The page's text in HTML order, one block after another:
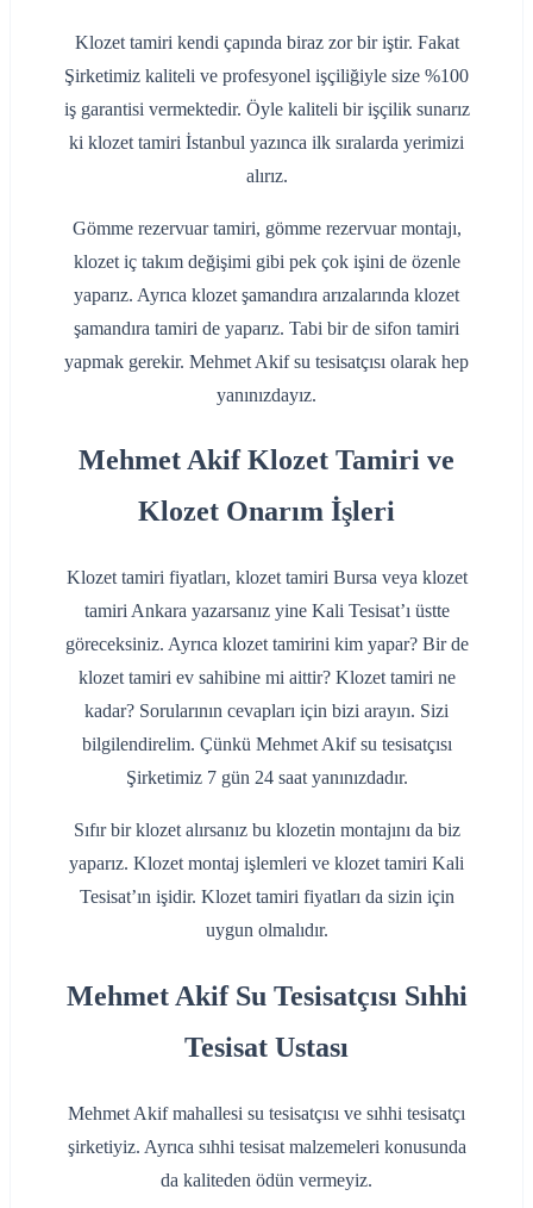
Klozet tamiri kendi çapında biraz zor bir iştir. Fakat
Şirketimiz kaliteli ve profesyonel işçiliğiyle size %100
iş garantisi vermektedir. Öyle kaliteli bir işçilik sunarız
ki klozet tamiri İstanbul yazınca ilk sıralarda yerimizi
alırız.
Gömme rezervuar tamiri, gömme rezervuar montajı,
klozet iç takım değişimi gibi pek çok işini de özenle
yaparız. Ayrıca klozet şamandıra arızalarında klozet
şamandıra tamiri de yaparız. Tabi bir de sifon tamiri
yapmak gerekir. Mehmet Akif su tesisatçısı olarak hep
yanınızdayız.
Mehmet Akif Klozet Tamiri ve
Klozet Onarım İşleri
Klozet tamiri fiyatları, klozet tamiri Bursa veya klozet
tamiri Ankara yazarsanız yine Kali Tesisat’ı üstte
göreceksiniz. Ayrıca klozet tamirini kim yapar? Bir de
klozet tamiri ev sahibine mi aittir? Klozet tamiri ne
kadar? Sorularının cevapları için bizi arayın. Sizi
bilgilendirelim. Çünkü Mehmet Akif su tesisatçısı
Şirketimiz 7 gün 24 saat yanınızdadır.
Sıfır bir klozet alırsanız bu klozetin montajını da biz
yaparız. Klozet montaj işlemleri ve klozet tamiri Kali
Tesisat’ın işidir. Klozet tamiri fiyatları da sizin için
uygun olmalıdır.
Mehmet Akif Su Tesisatçısı Sıhhi
Tesisat Ustası
Mehmet Akif mahallesi su tesisatçısı ve sıhhi tesisatçı
şirketiyiz. Ayrıca sıhhi tesisat malzemeleri konusunda
da kaliteden ödün vermeyiz.